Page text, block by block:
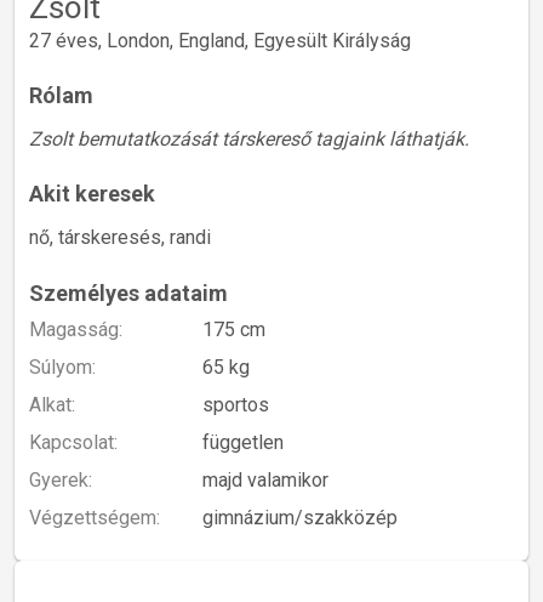
Zsolt
27 éves, London, England, Egyesült Királyság
Rólam
Zsolt bemutatkozását társkereső tagjaink láthatják.
Akit keresek
nő, társkeresés, randi
Személyes adataim
Magasság:
175 cm
Súlyom:
65 kg
Alkat:
sportos
Kapcsolat:
független
Gyerek:
majd valamikor
Végzettségem:
gimnázium/szakközép